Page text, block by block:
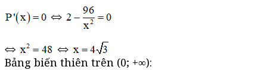
Bảng biến thiên trên (0; +∞):